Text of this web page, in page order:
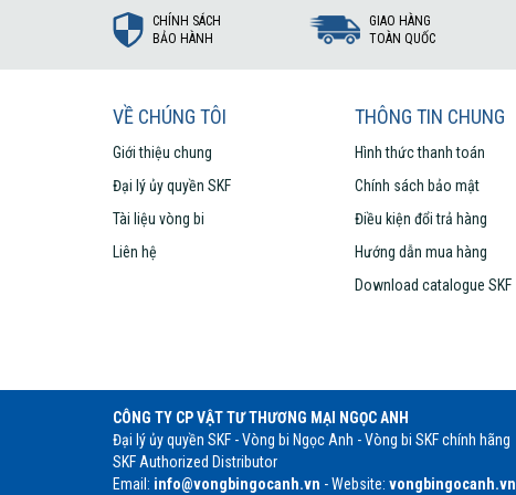
CHÍNH SÁCH
BẢO HÀNH
GIAO HÀNG
TOÀN QUỐC
VỀ CHÚNG TÔI
Giới thiệu chung
Đại lý ủy quyền SKF
Tài liệu vòng bi
Liên hệ
THÔNG TIN CHUNG
Hình thức thanh toán
Chính sách bảo mật
Điều kiện đổi trả hàng
Hướng dẫn mua hàng
Download catalogue SKF
CÔNG TY CP VẬT TƯ THƯƠNG MẠI NGỌC ANH
Đại lý ủy quyền SKF - Vòng bi Ngọc Anh - Vòng bi SKF chính hãng
SKF Authorized Distributor
Email: info@vongbingocanh.vn - Website: vongbingocanh.vn